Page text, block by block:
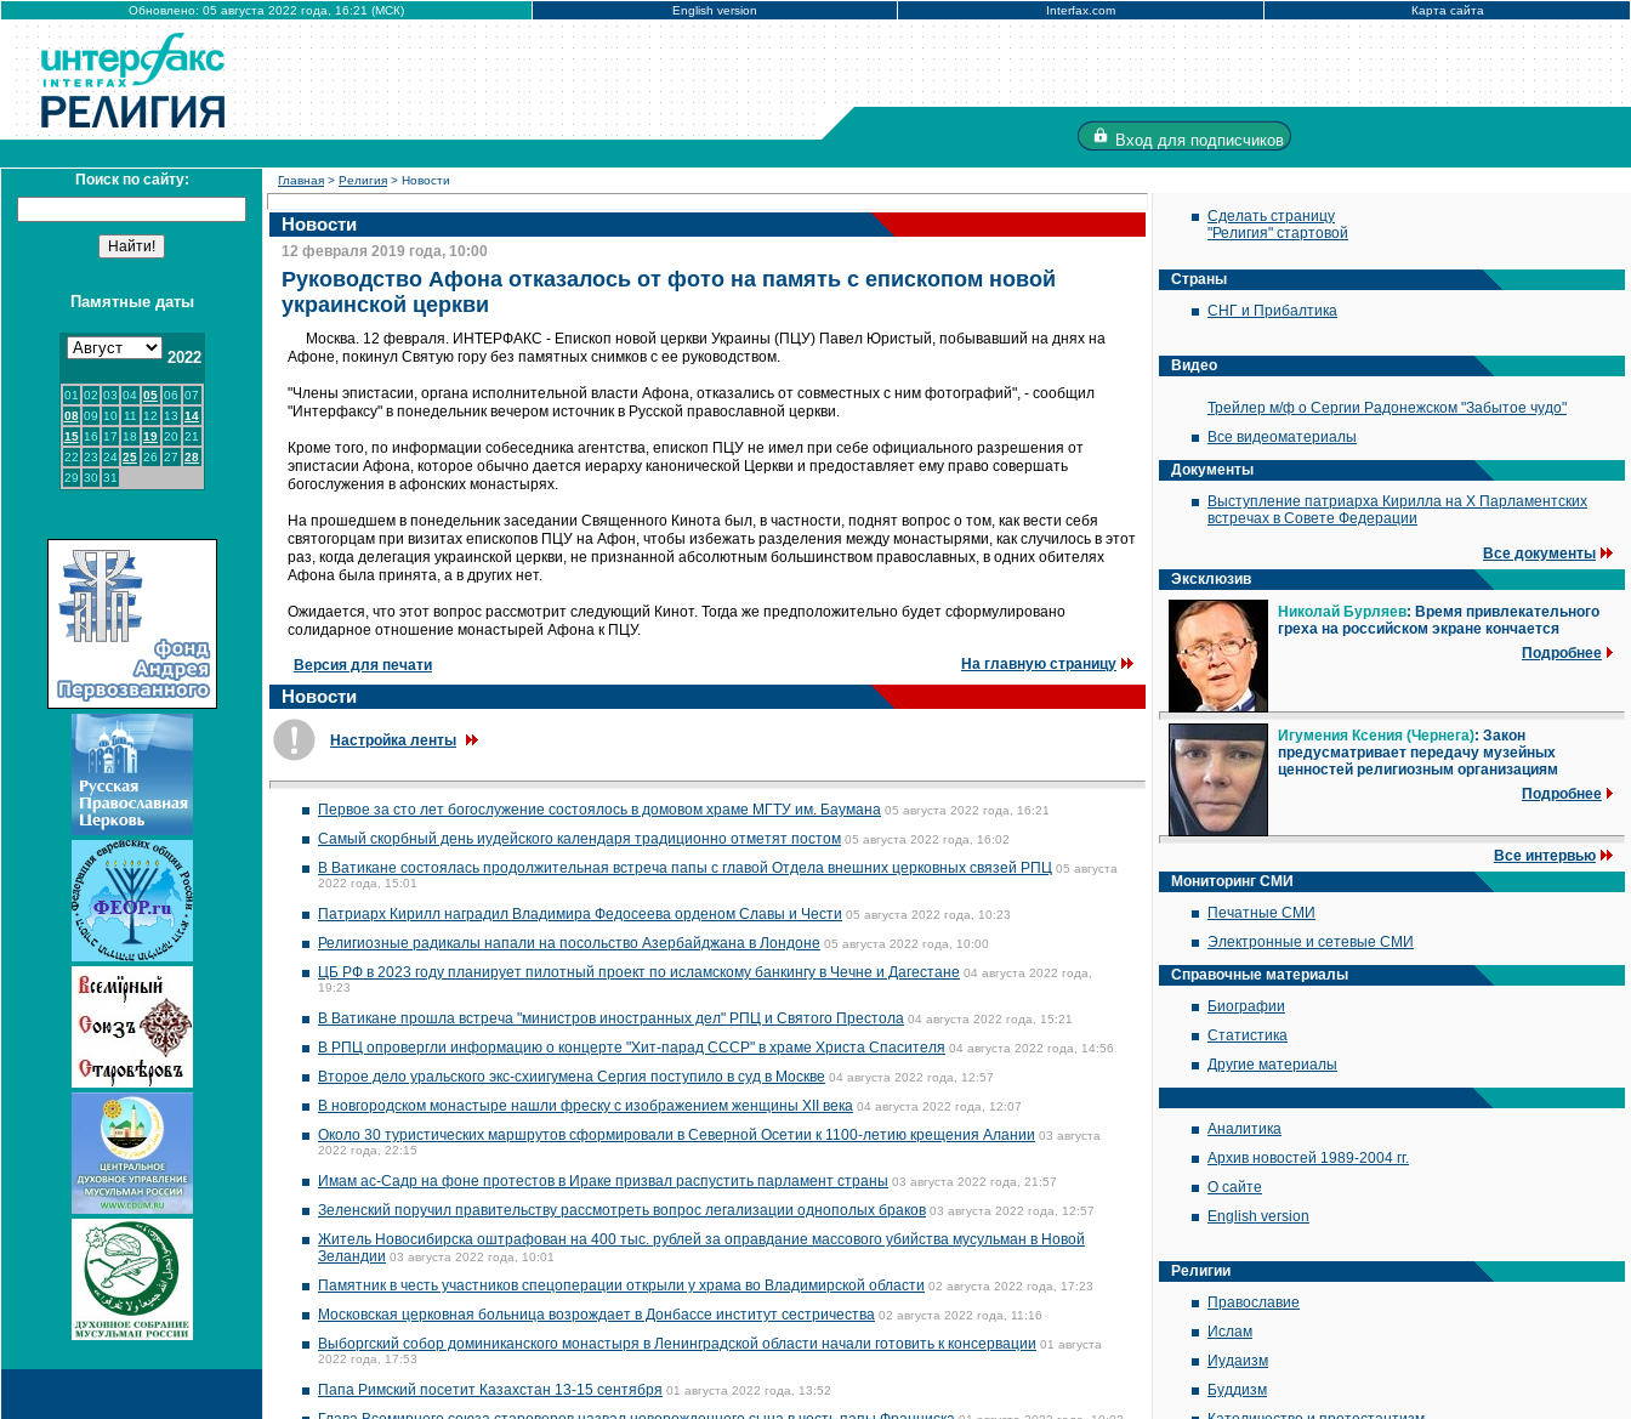
Обновлено: 05 августа 2022 года, 16:21 (МСК) English version Interfax.com Карта сайта
Вход для подписчиков
Поиск по сайту:
Памятные даты
2022
01 02 03 04 05 06 07
08 09 10 11 12 13 14
15 16 17 18 19 20 21
22 23 24 25 26 27 28
29 30 31
Главная > Религия > Новости
Новости
12 февраля 2019 года, 10:00
Руководство Афона отказалось от фото на память с епископом новой
украинской церкви
Москва. 12 февраля. ИНТЕРФАКС - Епископ новой церкви Украины (ПЦУ) Павел Юристый, побывавший на днях на
Афоне, покинул Святую гору без памятных снимков с ее руководством.
"Члены эпистасии, органа исполнительной власти Афона, отказались от совместных с ним фотографий", - сообщил
"Интерфаксу" в понедельник вечером источник в Русской православной церкви.
Кроме того, по информации собеседника агентства, епископ ПЦУ не имел при себе официального разрешения от
эпистасии Афона, которое обычно дается иерарху канонической Церкви и предоставляет ему право совершать
богослужения в афонских монастырях.
На прошедшем в понедельник заседании Священного Кинота был, в частности, поднят вопрос о том, как вести себя
святогорцам при визитах епископов ПЦУ на Афон, чтобы избежать разделения между монастырями, как случилось в этот
раз, когда делегация украинской церкви, не признанной абсолютным большинством православных, в одних обителях
Афона была принята, а в других нет.
Ожидается, что этот вопрос рассмотрит следующий Кинот. Тогда же предположительно будет сформулировано
солидарное отношение монастырей Афона к ПЦУ.
Версия для печати На главную страницу
Новости
Настройка ленты
Первое за сто лет богослужение состоялось в домовом храме МГТУ им. Баумана 05 августа 2022 года, 16:21
Самый скорбный день иудейского календаря традиционно отметят постом 05 августа 2022 года, 16:02
В Ватикане состоялась продолжительная встреча папы с главой Отдела внешних церковных связей РПЦ 05 августа
2022 года, 15:01
Патриарх Кирилл наградил Владимира Федосеева орденом Славы и Чести 05 августа 2022 года, 10:23
Религиозные радикалы напали на посольство Азербайджана в Лондоне 05 августа 2022 года, 10:00
ЦБ РФ в 2023 году планирует пилотный проект по исламскому банкингу в Чечне и Дагестане 04 августа 2022 года,
19:23
В Ватикане прошла встреча "министров иностранных дел" РПЦ и Святого Престола 04 августа 2022 года, 15:21
В РПЦ опровергли информацию о концерте "Хит-парад СССР" в храме Христа Спасителя 04 августа 2022 года, 14:56
Второе дело уральского экс-схиигумена Сергия поступило в суд в Москве 04 августа 2022 года, 12:57
В новгородском монастыре нашли фреску с изображением женщины XII века 04 августа 2022 года, 12:07
Около 30 туристических маршрутов сформировали в Северной Осетии к 1100-летию крещения Алании 03 августа
2022 года, 22:15
Имам ас-Садр на фоне протестов в Ираке призвал распустить парламент страны 03 августа 2022 года, 21:57
Зеленский поручил правительству рассмотреть вопрос легализации однополых браков 03 августа 2022 года, 12:57
Житель Новосибирска оштрафован на 400 тыс. рублей за оправдание массового убийства мусульман в Новой
Зеландии 03 августа 2022 года, 10:01
Памятник в честь участников спецоперации открыли у храма во Владимирской области 02 августа 2022 года, 17:23
Московская церковная больница возрождает в Донбассе институт сестричества 02 августа 2022 года, 11:16
Выборгский собор доминиканского монастыря в Ленинградской области начали готовить к консервации 01 августа
2022 года, 17:53
Папа Римский посетит Казахстан 13-15 сентября 01 августа 2022 года, 13:52
Сделать страницу
"Религия" стартовой
Страны
СНГ и Прибалтика
Видео
Трейлер м/ф о Сергии Радонежском "Забытое чудо"
Все видеоматериалы
Документы
Выступление патриарха Кирилла на X Парламентских
встречах в Совете Федерации
Все документы
Эксклюзив
Николай Бурляев: Время привлекательного
греха на российском экране кончается
Подробнее
Игумения Ксения (Чернега): Закон
предусматривает передачу музейных
ценностей религиозным организациям
Подробнее
Все интервью
Мониторинг СМИ
Печатные СМИ
Электронные и сетевые СМИ
Справочные материалы
Биографии
Статистика
Другие материалы
Аналитика
Архив новостей 1989-2004 гг.
О сайте
English version
Религии
Православие
Ислам
Иудаизм
Буддизм